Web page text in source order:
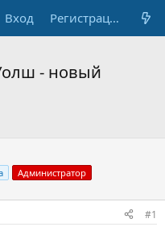
Вход Регистрация
- новый
Администратор
#1